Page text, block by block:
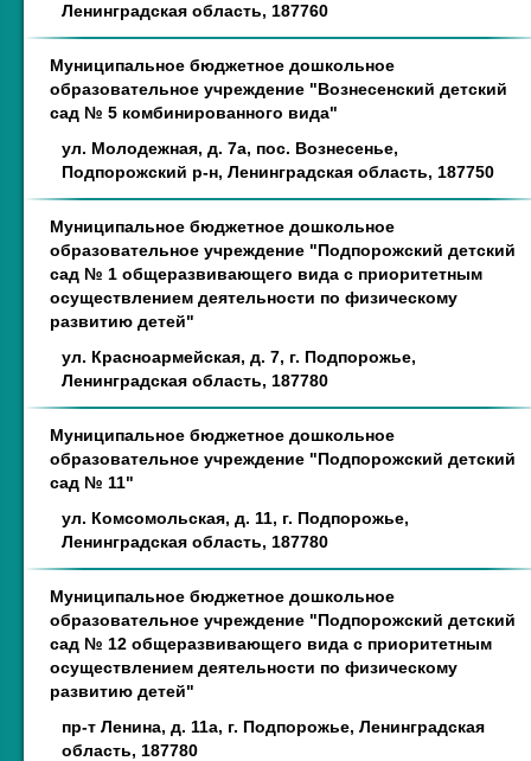
Ленинградская область, 187760
Муниципальное бюджетное дошкольное
образовательное учреждение "Вознесенский детский
сад № 5 комбинированного вида"
ул. Молодежная, д. 7а, пос. Вознесенье,
Подпорожский р-н, Ленинградская область, 187750
Муниципальное бюджетное дошкольное
образовательное учреждение "Подпорожский детский
сад № 1 общеразвивающего вида с приоритетным
осуществлением деятельности по физическому
развитию детей"
ул. Красноармейская, д. 7, г. Подпорожье,
Ленинградская область, 187780
Муниципальное бюджетное дошкольное
образовательное учреждение "Подпорожский детский
сад № 11"
ул. Комсомольская, д. 11, г. Подпорожье,
Ленинградская область, 187780
Муниципальное бюджетное дошкольное
образовательное учреждение "Подпорожский детский
сад № 12 общеразвивающего вида с приоритетным
осуществлением деятельности по физическому
развитию детей"
пр-т Ленина, д. 11а, г. Подпорожье, Ленинградская
область, 187780